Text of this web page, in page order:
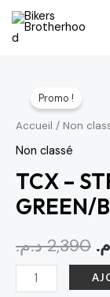
Aller
Promo !
Accueil / Non
Non classé
TCX –
GREEN/
2,390 د.م.
TCX
–
3
WP
GREEN/BROWN